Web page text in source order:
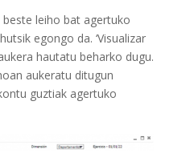
leiho bat agertuko
egongo da. ‘Visualizar
hautatu beharko dugu.
aukeratu ditugun
guztiak agertuko